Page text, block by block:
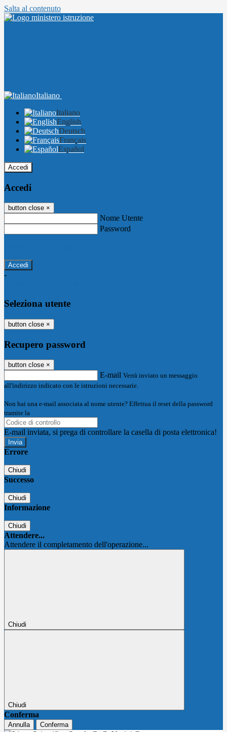
Salta al contenuto
Italiano
Italiano
English
Deutsch
Français
Español
Accedi
Accedi
button close ×
Nome Utente
Password
-
Seleziona utente
button close ×
Recupero password
button close ×
E-mail Verrà inviato un messaggio
all'indirizzo indicato con le istruzioni necessarie.
Non hai una e-mail associata al nome utente? Effettua il reset della password
tramite la
E-mail inviata, si prega di controllare la casella di posta elettronica!
Errore
Chiudi
Successo
Chiudi
Informazione
Chiudi
Attendere...
Attendere il completamento dell'operazione...
Chiudi
Chiudi
Conferma
Annulla Conferma